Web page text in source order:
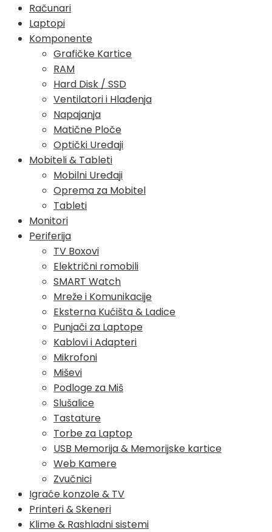
Računari
Laptopi
Komponente
Grafičke Kartice
RAM
Hard Disk / SSD
Ventilatori i Hlađenja
Napajanja
Matične Ploče
Optički Uređaji
Mobiteli & Tableti
Mobilni Uređaji
Oprema za Mobitel
Tableti
Monitori
Periferija
TV Boxovi
Električni romobili
SMART Watch
Mreže i Komunikacije
Eksterna Kućišta & Ladice
Punjači za Laptope
Kablovi i Adapteri
Mikrofoni
Miševi
Podloge za Miš
Slušalice
Tastature
Torbe za Laptop
USB Memorija & Memorijske kartice
Web Kamere
Zvučnici
Igraće konzole & TV
Printeri & Skeneri
Klime & Rashladni sistemi